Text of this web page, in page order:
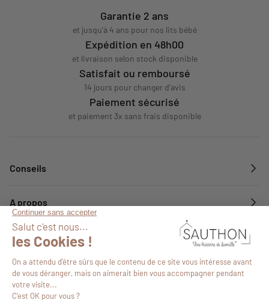
Garantie 2 ans
et jusqu'à 4 ans pour nos lits bébé
Expédition en 48h00
et livraison selon stock disponible
Satisfait ou remboursé
14 jours pour changer d'avis
Paiement sécurisé
et paiement 3x sans frais disponible
Conseils
A propos
Services
Suivez-nous